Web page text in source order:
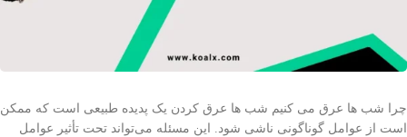
چرا شب ها عرق می کنیم شب ها عرق کردن یک پدیده طبیعی است که ممکن
است از عوامل گوناگونی ناشی شود. این مسئله می‌تواند تحت تأثیر عوامل